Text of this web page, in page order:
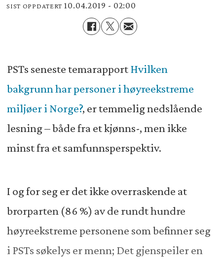
SIST OPPDATERT 10.04.2019 - 02:00
PSTs seneste temarapportHvilken
bakgrunn har personer i høyreekstreme
miljøer i Norge?, er temmelig nedslående
lesning – både fra et kjønns-, men ikke
minst fra et samfunnsperspektiv.
I og for seg er det ikke overraskende at
brorparten (86 %) av de rundt hundre
høyreekstreme personene som befinner seg
i PSTs søkelys er menn; Det gjenspeiler en